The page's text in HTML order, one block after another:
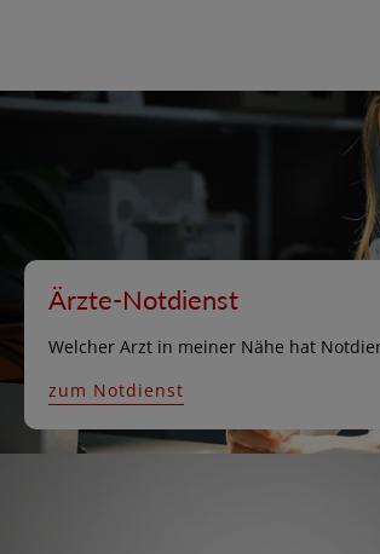
Ärzte-Notdienst
Welcher Arzt in meiner Nähe hat
zum Notdienst